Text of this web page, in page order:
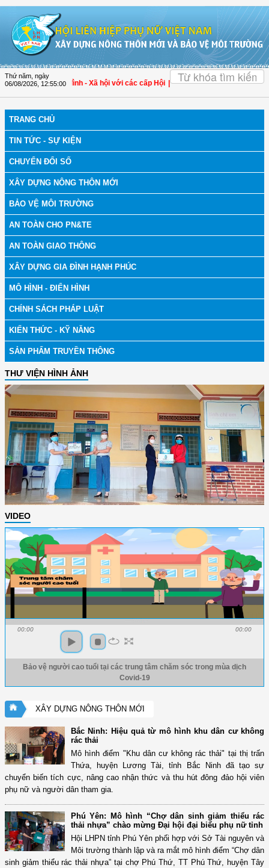
Thứ năm, ngày
06/08/2026 12:55:00
công tác Gia đình - Xã hội với các cấp Hội | Đại biểu Trần Lan Phương:
TRANG CHỦ
TIN TỨC - SỰ KIỆN
CHUYỂN ĐỔI SỐ
XÂY DỰNG NÔNG THÔN MỚI
BẢO VỆ MÔI TRƯỜNG
AN TOÀN CHO PN&TE
AN TOÀN GIAO THÔNG
XÂY DỰNG GIA ĐÌNH HẠNH PHÚC
MÔ HÌNH - ĐIỂN HÌNH
CHÍNH SÁCH PHÁP LUẬT
KIẾN THỨC - KỸ NĂNG
SẢN PHẨM TRUYỀN THÔNG
THƯ VIỆN HÌNH ẢNH
VIDEO
00:00 00:00
Bảo vệ người cao tuổi tại các trung tâm chăm sóc trong mùa dịch
Covid-19
XÂY DỰNG NÔNG THÔN MỚI
Bắc Ninh: Hiệu quả từ mô hình khu dân cư không
rác thải
Mô hình điểm "Khu dân cư không rác thải" tại thị trấn
Thứa, huyện Lương Tài, tỉnh Bắc Ninh đã tạo sự
chuyển biến tích cực, nâng cao nhận thức và thu hút đông đảo hội viên
phụ nữ và người dân tham gia.
Phú Yên: Mô hình “Chợ dân sinh giảm thiểu rác
thải nhựa” chào mừng Đại hội đại biểu phụ nữ tỉnh
Hội LHPN tỉnh Phú Yên phối hợp với Sở Tài nguyên và
Môi trường thành lập và ra mắt mô hình điểm “Chợ dân
sinh giảm thiểu rác thải nhựa” tại chợ Phú Thứ, TT Phú Thứ, huyện Tây
OK